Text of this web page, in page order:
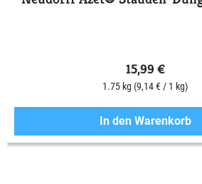
15,99 €
1.75 kg (9,14 € / 1 kg)
In den Warenkorb